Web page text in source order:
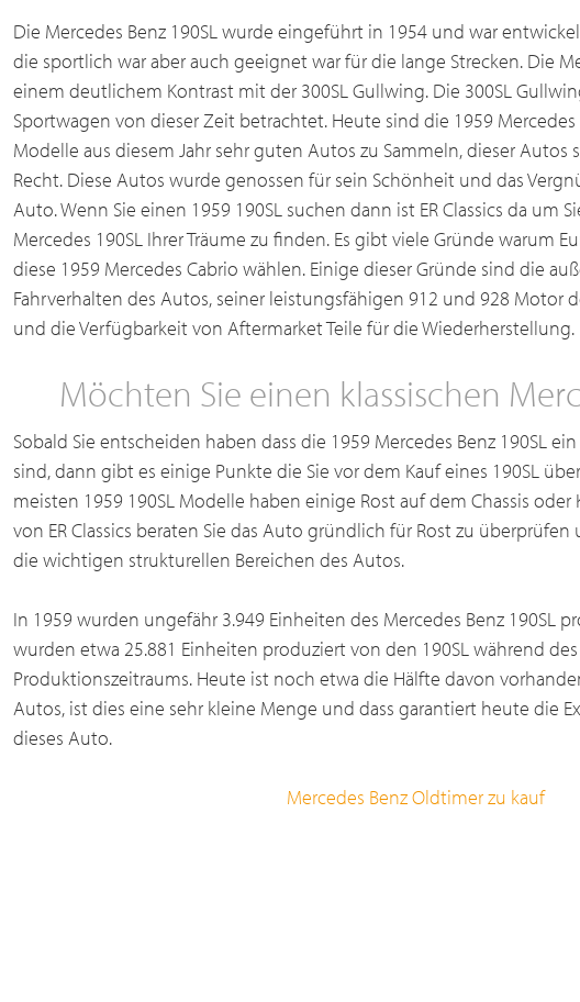
Die Mercedes Benz 190SL wurde eingeführt in 1954 und war
die sportlich war aber auch geeignet war für die lange Strecken. Die
einem deutlichem Kontrast mit der 300SL Gullwing. Die 300SL
Sportwagen von dieser Zeit betrachtet. Heute sind die 1959 Mercedes
Modelle aus diesem Jahr sehr guten Autos zu Sammeln, dieser
Recht. Diese Autos wurde genossen für sein Schönheit und das
Auto. Wenn Sie einen 1959 190SL suchen dann ist ER Classics da um
Mercedes 190SL Ihrer Träume zu finden. Es gibt viele Gründe warum
diese 1959 Mercedes Cabrio wählen. Einige dieser Gründe sind die
Fahrverhalten des Autos, seiner leistungsfähigen 912 und 928 Motor
und die Verfügbarkeit von Aftermarket Teile für die Wiederherstellung.
Möchten Sie einen klassischen
Sobald Sie entscheiden haben dass die 1959 Mercedes Benz 190SL
sind, dann gibt es einige Punkte die Sie vor dem Kauf eines 190SL
meisten 1959 190SL Modelle haben einige Rost auf dem Chassis oder
von ER Classics beraten Sie das Auto gründlich für Rost zu
die wichtigen strukturellen Bereichen des Autos.
In 1959 wurden ungefähr 3.949 Einheiten des Mercedes Benz 190SL
wurden etwa 25.881 Einheiten produziert von den 190SL während
Produktionszeitraums. Heute ist noch etwa die Hälfte davon
Autos, ist dies eine sehr kleine Menge und dass garantiert heute die
dieses Auto.
Mercedes Benz Oldtimer zu kauf